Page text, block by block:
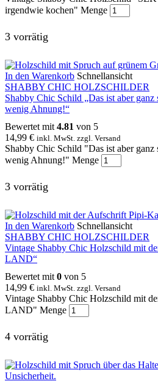
irgendwie kochen" Menge
3 vorrätig
In den Warenkorb Schnellansicht
SHABBY CHIC HOLZSCHILDER
Shabby Chic Schild „Das ist aber
wenig Ahnung!“
Bewertet mit 4.81 von 5
14,99 € inkl. MwSt. zzgl. Versand
Shabby Chic Schild "Das ist aber
wenig Ahnung!" Menge
3 vorrätig
In den Warenkorb Schnellansicht
SHABBY CHIC HOLZSCHILDER
Vintage Shabby Chic Holzschild mit
LAND“
Bewertet mit 0 von 5
14,99 € inkl. MwSt. zzgl. Versand
Vintage Shabby Chic Holzschild mit
LAND" Menge
4 vorrätig